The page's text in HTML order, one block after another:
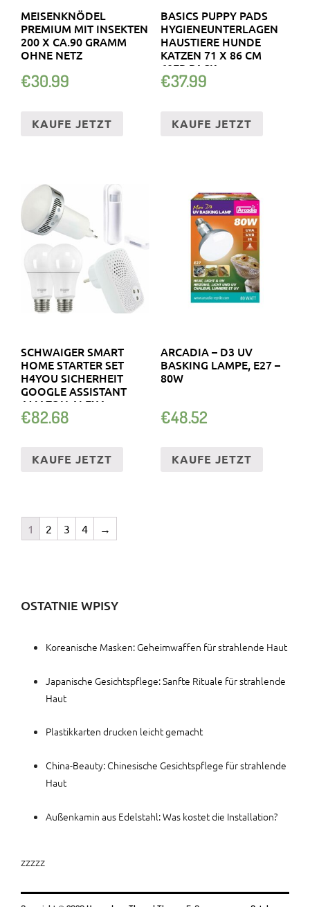
MEISENKNÖDEL
PREMIUM MIT INSEKTEN
200 X CA.90 GRAMM
OHNE NETZ
€30.99
KAUFE JETZT
BASICS PUPPY PADS
HYGIENEUNTERLAGEN
HAUSTIERE HUNDE
KATZEN 71 X 86 CM
60ER PACK
€37.99
KAUFE JETZT
SCHWAIGER SMART
HOME STARTER SET
H4YOU SICHERHEIT
GOOGLE ASSISTANT
AMAZON ALEXA
€82.68
KAUFE JETZT
ARCADIA – D3 UV
BASKING LAMPE, E27 –
80W
€48.52
KAUFE JETZT
1 2 3 4 →
OSTATNIE WPISY
Koreanische Masken: Geheimwaffen für strahlende Haut
Japanische Gesichtspflege: Sanfte Rituale für strahlende
Haut
Plastikkarten drucken leicht gemacht
China-Beauty: Chinesische Gesichtspflege für strahlende
Haut
Außenkamin aus Edelstahl: Was kostet die Installation?
zzzzz